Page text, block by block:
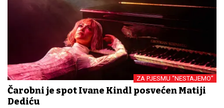
ZA PJESMU “NESTAJEMO”
Čarobni je spot Ivane Kindl posvećen Matiji
Dediću